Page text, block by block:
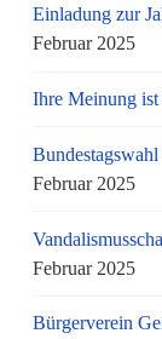
Einladung zur
Februar 2025
Ihre Meinung
Februar 2025
Februar 2025
Bürgerverein